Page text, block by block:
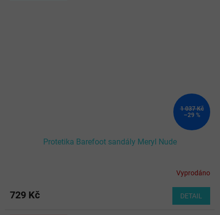
1 037 Kč
–29 %
Protetika Barefoot sandály Meryl Nude
Vyprodáno
729 Kč DETAIL